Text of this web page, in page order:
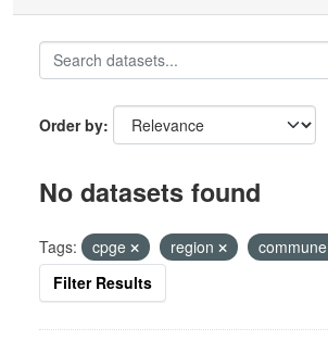
Order by
No datasets found
Tags: cpge region
commune
Filter Results